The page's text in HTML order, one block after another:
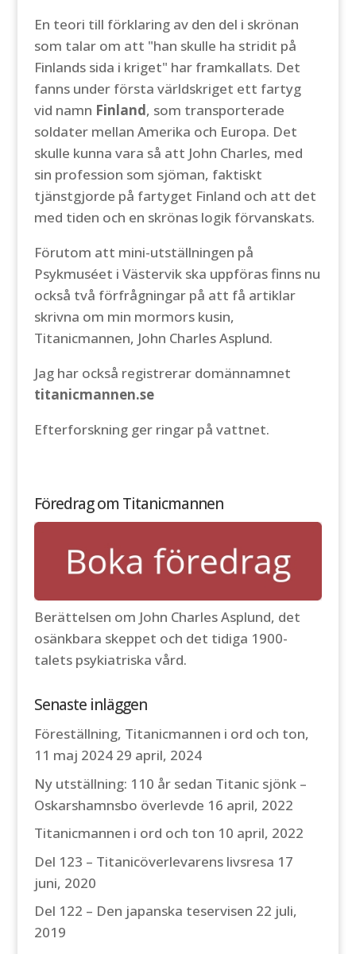
En teori till förklaring av den del i skrönan
som talar om att "han skulle ha stridit på
Finlands sida i kriget" har framkallats. Det
fanns under första världskriget ett fartyg
vid namn Finland, som transporterade
soldater mellan Amerika och Europa. Det
skulle kunna vara så att John Charles, med
sin profession som sjöman, faktiskt
tjänstgjorde på fartyget Finland och att det
med tiden och en skrönas logik förvanskats.
Förutom att mini-utställningen på
Psykmuséet i Västervik ska uppföras finns nu
också två förfrågningar på att få artiklar
skrivna om min mormors kusin,
Titanicmannen, John Charles Asplund.
Jag har också registrerar domännamnet
titanicmannen.se
Efterforskning ger ringar på vattnet.
Föredrag om Titanicmannen
Berättelsen om John Charles Asplund, det
osänkbara skeppet och det tidiga 1900-
talets psykiatriska vård.
Senaste inläggen
Föreställning, Titanicmannen i ord och ton,
11 maj 2024 29 april, 2024
Ny utställning: 110 år sedan Titanic sjönk –
Oskarshamnsbo överlevde 16 april, 2022
Titanicmannen i ord och ton 10 april, 2022
Del 123 – Titanicöverlevarens livsresa 17
juni, 2020
Del 122 – Den japanska teservisen 22 juli,
2019